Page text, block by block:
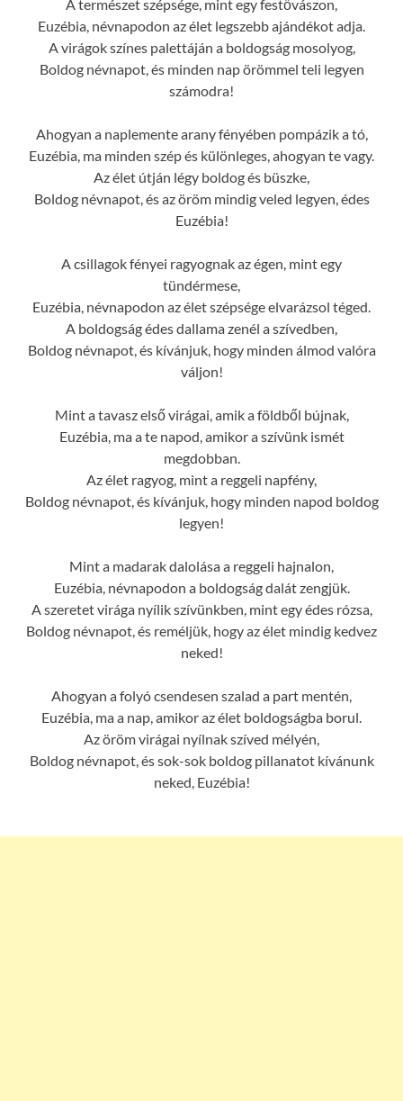
A természet szépsége, mint egy festővászon,
Euzébia, névnapodon az élet legszebb ajándékot adja.
A virágok színes palettáján a boldogság mosolyog,
Boldog névnapot, és minden nap örömmel teli legyen
számodra!
Ahogyan a naplemente arany fényében pompázik a tó,
Euzébia, ma minden szép és különleges, ahogyan te vagy.
Az élet útján légy boldog és büszke,
Boldog névnapot, és az öröm mindig veled legyen, édes
Euzébia!
A csillagok fényei ragyognak az égen, mint egy
tündérmese,
Euzébia, névnapodon az élet szépsége elvarázsol téged.
A boldogság édes dallama zenél a szívedben,
Boldog névnapot, és kívánjuk, hogy minden álmod valóra
váljon!
Mint a tavasz első virágai, amik a földből bújnak,
Euzébia, ma a te napod, amikor a szívünk ismét
megdobban.
Az élet ragyog, mint a reggeli napfény,
Boldog névnapot, és kívánjuk, hogy minden napod boldog
legyen!
Mint a madarak dalolása a reggeli hajnalon,
Euzébia, névnapodon a boldogság dalát zengjük.
A szeretet virága nyílik szívünkben, mint egy édes rózsa,
Boldog névnapot, és reméljük, hogy az élet mindig kedvez
neked!
Ahogyan a folyó csendesen szalad a part mentén,
Euzébia, ma a nap, amikor az élet boldogságba borul.
Az öröm virágai nyílnak szíved mélyén,
Boldog névnapot, és sok-sok boldog pillanatot kívánunk
neked, Euzébia!